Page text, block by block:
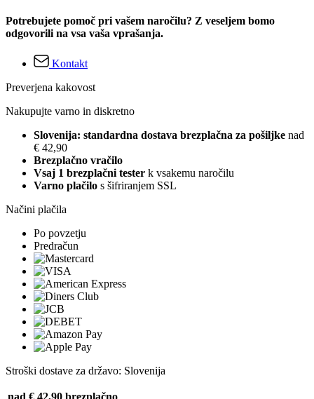
Potrebujete pomoč pri vašem naročilu? Z veseljem bomo
odgovorili na vsa vaša vprašanja.
Kontakt
Preverjena kakovost
Nakupujte varno in diskretno
Slovenija: standardna dostava brezplačna za pošiljke nad
€ 42,90
Brezplačno vračilo
Vsaj 1 brezplačni tester k vsakemu naročilu
Varno plačilo s šifriranjem SSL
Načini plačila
Po povzetju
Predračun
Stroški dostave za državo: Slovenija